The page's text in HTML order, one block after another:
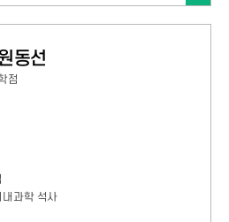
동선
점
내과학 석사